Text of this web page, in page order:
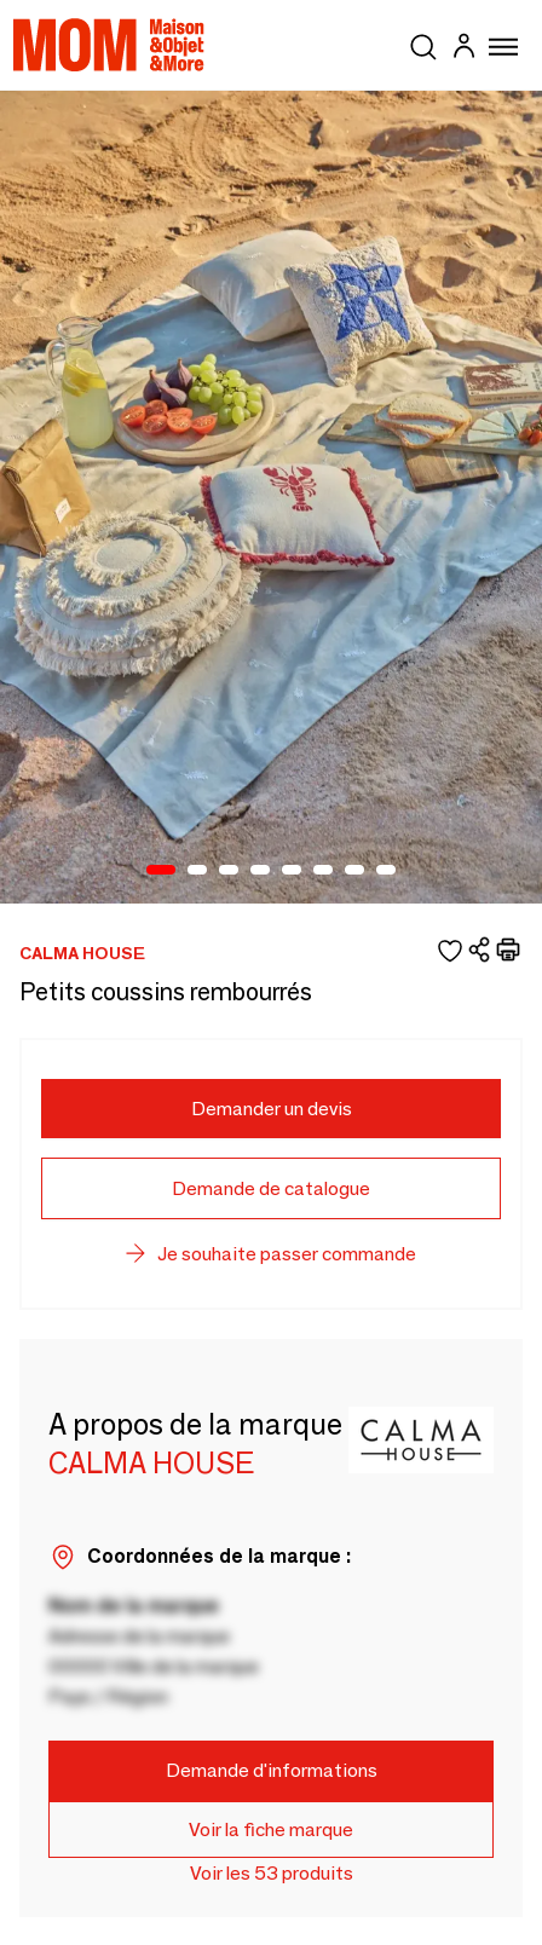
CALMA HOUSE
Petits coussins rembourrés
Demander un devis
Demande de catalogue
Je souhaite passer commande
A propos de la marque
CALMA HOUSE
Coordonnées de la marque :
Nom de la marque
Adresse de la marque
00000 Ville de la marque
Pays / Région
Demande d'informations
Voir la fiche marque
Voir les 53 produits